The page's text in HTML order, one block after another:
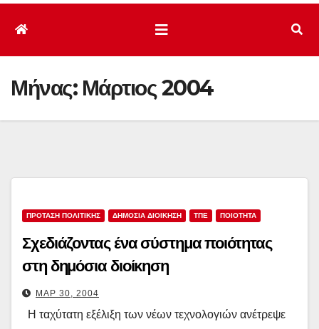
Μήνας: Μάρτιος 2004
ΠΡΟΤΑΣΗ ΠΟΛΙΤΙΚΗΣ ΔΗΜΌΣΙΑ ΔΙΟΊΚΗΣΗ ΤΠΕ ΠΟΙΌΤΗΤΑ
Σχεδιάζοντας ένα σύστημα ποιότητας
στη δημόσια διοίκηση
ΜΑΡ 30, 2004
Η ταχύτατη εξέλιξη των νέων τεχνολογιών ανέτρεψε